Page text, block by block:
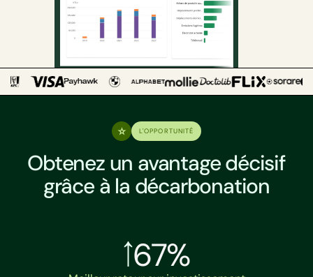
L'OPPORTUNITÉ
Obtenez un avantage décisif
grâce à la décarbonation
67%